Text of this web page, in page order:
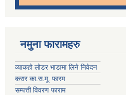
नमुना फारामहरु
व्याकहो लोडर भाडामा लिने निवेदन
करार का.स.मू. फारम
सम्पत्ती विवरण फाराम